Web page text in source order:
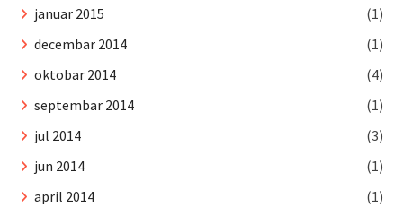
januar 2015
(1)
decembar 2014
(1)
oktobar 2014
(4)
septembar 2014
(1)
jul 2014
(3)
jun 2014
(1)
april 2014
(1)